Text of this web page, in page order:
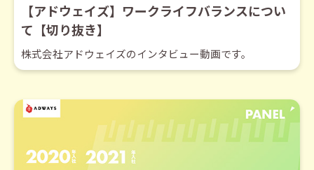
【アドウェイズ】ワークライフバランスについ
て【切り抜き】
株式会社アドウェイズのインタビュー動画です。